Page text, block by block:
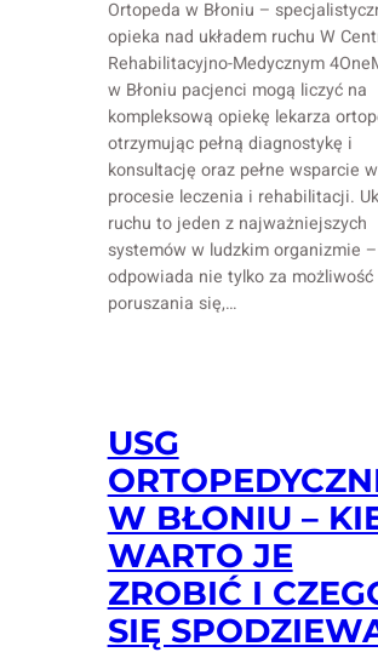
Ortopeda w Błoniu –
opieka nad układem ruchu W
Rehabilitacyjno-Medycznym
w Błoniu pacjenci mogą liczyć na
kompleksową opiekę lekarza
otrzymując pełną diagnostykę i
konsultację oraz pełne wsparcie w
procesie leczenia i rehabilitacji.
ruchu to jeden z najważniejszych
systemów w ludzkim organizmie –
odpowiada nie tylko za możliwość
poruszania się,…
USG
W BŁONIU –
WARTO JE
ZROBIĆ I
SIĘ